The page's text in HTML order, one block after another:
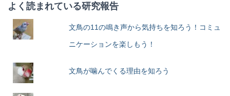
よく読まれている研究報告
文鳥の11の鳴き声から気持ちを知ろう！コミュ
ニケーションを楽しもう！
文鳥が噛んでくる理由を知ろう